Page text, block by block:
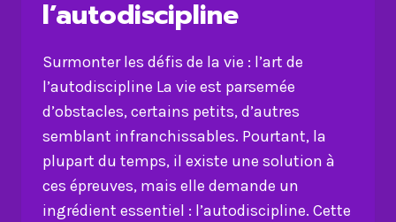
l’autodiscipline
Surmonter les défis de la vie : l’art de
l’autodiscipline La vie est parsemée
d’obstacles, certains petits, d’autres
semblant infranchissables. Pourtant, la
plupart du temps, il existe une solution à
ces épreuves, mais elle demande un
ingrédient essentiel : l’autodiscipline. Cette